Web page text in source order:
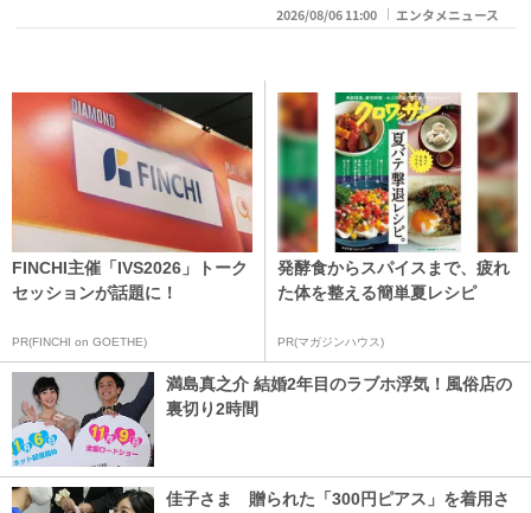
2026/08/06 11:00 エンタメニュース
FINCHI主催「IVS2026」トーク
セッションが話題に！
PR(FINCHI on GOETHE)
発酵食からスパイスまで、疲れ
た体を整える簡単夏レシピ
PR(マガジンハウス)
満島真之介 結婚2年目のラブホ浮気！風俗店の
裏切り2時間
佳子さま 贈られた「300円ピアス」を着用さ